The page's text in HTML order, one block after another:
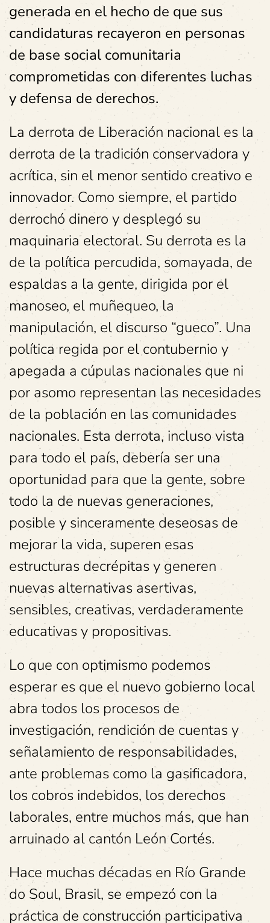
generada en el hecho de que sus
candidaturas recayeron en personas
de base social comunitaria
comprometidas con diferentes luchas
y defensa de derechos.
La derrota de Liberación nacional es la
derrota de la tradición conservadora y
acrítica, sin el menor sentido creativo e
innovador. Como siempre, el partido
derrochó dinero y desplegó su
maquinaria electoral. Su derrota es la
de la política percudida, somayada, de
espaldas a la gente, dirigida por el
manoseo, el muñequeo, la
manipulación, el discurso “gueco”. Una
política regida por el contubernio y
apegada a cúpulas nacionales que ni
por asomo representan las necesidades
de la población en las comunidades
nacionales. Esta derrota, incluso vista
para todo el país, debería ser una
oportunidad para que la gente, sobre
todo la de nuevas generaciones,
posible y sinceramente deseosas de
mejorar la vida, superen esas
estructuras decrépitas y generen
nuevas alternativas asertivas,
sensibles, creativas, verdaderamente
educativas y propositivas.
Lo que con optimismo podemos
esperar es que el nuevo gobierno local
abra todos los procesos de
investigación, rendición de cuentas y
señalamiento de responsabilidades,
ante problemas como la gasificadora,
los cobros indebidos, los derechos
laborales, entre muchos más, que han
arruinado al cantón León Cortés.
Hace muchas décadas en Río Grande
do Soul, Brasil, se empezó con la
práctica de construcción participativa